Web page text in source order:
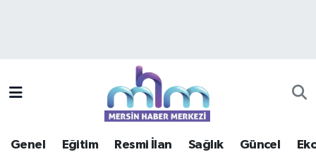
Genel Eğitim Resmi İlan Sağlık Güncel
Mersin Trafik Yoğunluk Haritası
Süper Lig Puan Durumu ve Fikstür